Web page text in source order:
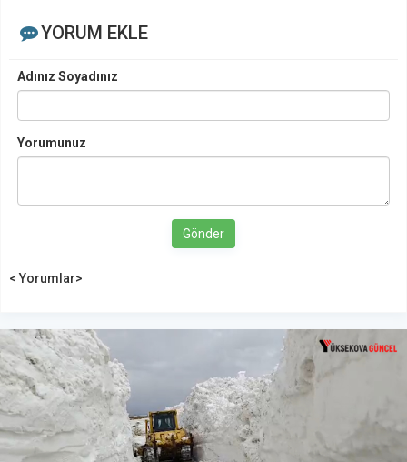
YORUM EKLE
Adınız Soyadınız
Yorumunuz
Gönder
< Yorumlar>